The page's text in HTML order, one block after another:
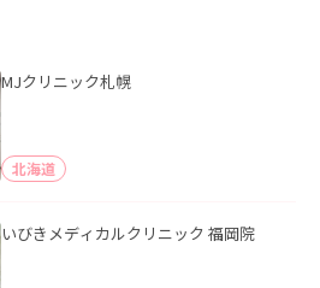
MJクリニック札幌
北海道
いびきメディカルクリニック 福岡院